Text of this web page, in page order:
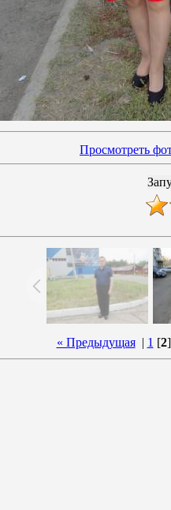
Просмотреть
« Предыдущая| 1 [2